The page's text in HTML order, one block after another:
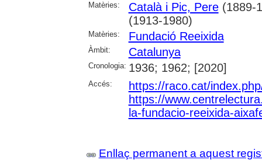
Matèries:
Català i Pic, Pere(1889-
(1913-1980)
Matèries: Fundació Reeixida
Àmbit: Catalunya
Cronologia: 1936; 1962; [2020]
Accés:
https://raco.cat/
https://
la-fundacio-reeixida-
Enllaç permanent a aquest